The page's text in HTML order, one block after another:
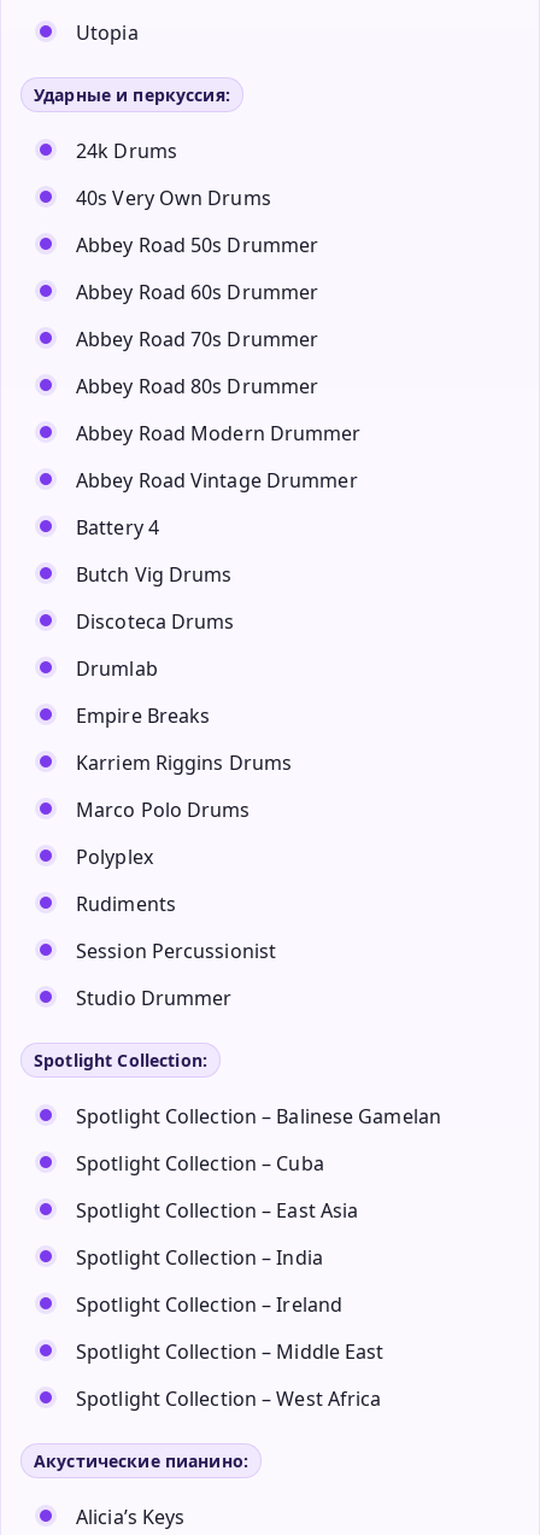
Utopia
Ударные и перкуссия:
24k Drums
40s Very Own Drums
Abbey Road 50s Drummer
Abbey Road 60s Drummer
Abbey Road 70s Drummer
Abbey Road 80s Drummer
Abbey Road Modern Drummer
Abbey Road Vintage Drummer
Battery 4
Butch Vig Drums
Discoteca Drums
Drumlab
Empire Breaks
Karriem Riggins Drums
Marco Polo Drums
Polyplex
Rudiments
Session Percussionist
Studio Drummer
Spotlight Collection:
Spotlight Collection – Balinese Gamelan
Spotlight Collection – Cuba
Spotlight Collection – East Asia
Spotlight Collection – India
Spotlight Collection – Ireland
Spotlight Collection – Middle East
Spotlight Collection – West Africa
Акустические пианино:
Alicia’s Keys